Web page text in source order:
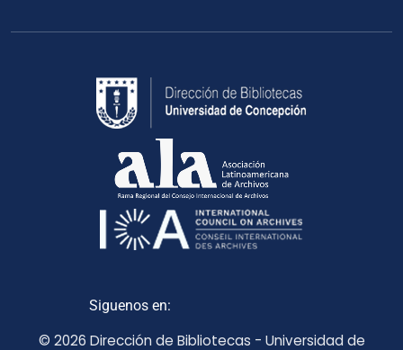
Siguenos en:
© 2026 Dirección de Bibliotecas - Universidad de